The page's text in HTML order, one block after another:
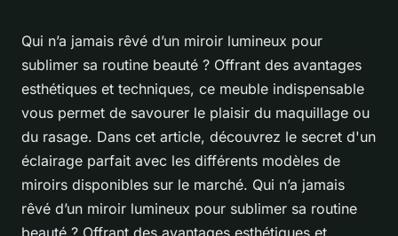
Qui n’a jamais rêvé d’un miroir lumineux pour
sublimer sa routine beauté ? Offrant des avantages
esthétiques et techniques, ce meuble indispensable
vous permet de savourer le plaisir du maquillage ou
du rasage. Dans cet article, découvrez le secret d'un
éclairage parfait avec les différents modèles de
miroirs disponibles sur le marché. Qui n’a jamais
rêvé d’un miroir lumineux pour sublimer sa routine
beauté ? Offrant des avantages esthétiques et